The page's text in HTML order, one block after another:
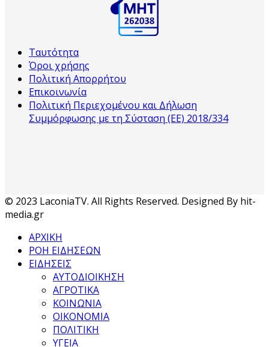
Ταυτότητα
Όροι χρήσης
Πολιτική Απορρήτου
Επικοινωνία
Πολιτική Περιεχομένου και Δήλωση
Συμμόρφωσης με τη Σύσταση (ΕΕ) 2018/334
© 2023 LaconiaTV. All Rights Reserved. Designed By hit-
media.gr
ΑΡΧΙΚΗ
ΡΟΗ ΕΙΔΗΣΕΩΝ
ΕΙΔΗΣΕΙΣ
ΑΥΤΟΔΙΟΙΚΗΣΗ
ΑΓΡΟΤΙΚΑ
ΚΟΙΝΩΝΙΑ
ΟΙΚΟΝΟΜΙΑ
ΠΟΛΙΤΙΚΗ
ΥΓΕΙΑ